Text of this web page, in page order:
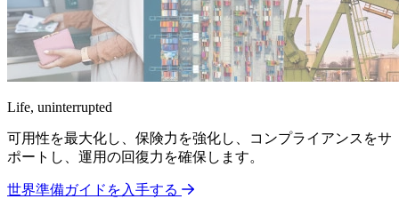
Life, uninterrupted
可用性を最大化し、保険力を強化し、コンプライアンスをサ
ポートし、運用の回復力を確保します。
世界準備ガイドを入手する